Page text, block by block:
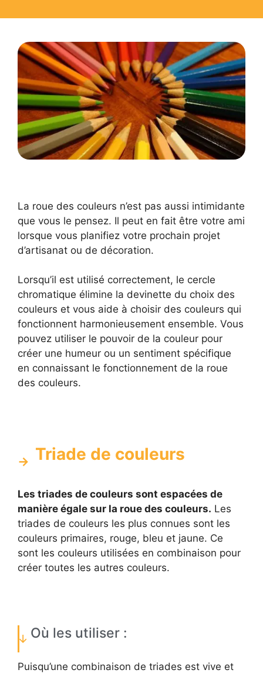
La roue des couleurs n’est pas aussi intimidante
que vous le pensez. Il peut en fait être votre ami
lorsque vous planifiez votre prochain projet
d’artisanat ou de décoration.
Lorsqu’il est utilisé correctement, le cercle
chromatique élimine la devinette du choix des
couleurs et vous aide à choisir des couleurs qui
fonctionnent harmonieusement ensemble. Vous
pouvez utiliser le pouvoir de la couleur pour
créer une humeur ou un sentiment spécifique
en connaissant le fonctionnement de la roue
des couleurs.
Triade de couleurs
Les triades de couleurs sont espacées de
manière égale sur la roue des couleurs. Les
triades de couleurs les plus connues sont les
couleurs primaires, rouge, bleu et jaune. Ce
sont les couleurs utilisées en combinaison pour
créer toutes les autres couleurs.
Où les utiliser :
Puisqu’une combinaison de triades est vive et